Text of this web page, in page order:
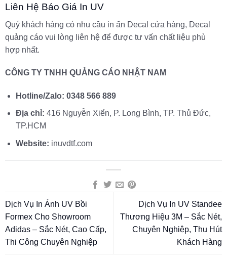
Liên Hệ Báo Giá In UV
Quý khách hàng có nhu cầu in ấn Decal cửa hàng, Decal
quảng cáo vui lòng liên hệ để được tư vấn chất liệu phù
hợp nhất.
CÔNG TY TNHH QUẢNG CÁO NHẬT NAM
Hotline/Zalo: 0348 566 889
Địa chỉ: 416 Nguyễn Xiển, P. Long Bình, TP. Thủ Đức,
TP.HCM
Website: inuvdtf.com
Dịch Vụ In Ảnh UV Bồi
Formex Cho Showroom
Adidas – Sắc Nét, Cao Cấp,
Thi Công Chuyên Nghiệp
Dịch Vụ In UV Standee
Thương Hiệu 3M – Sắc Nét,
Chuyên Nghiệp, Thu Hút
Khách Hàng